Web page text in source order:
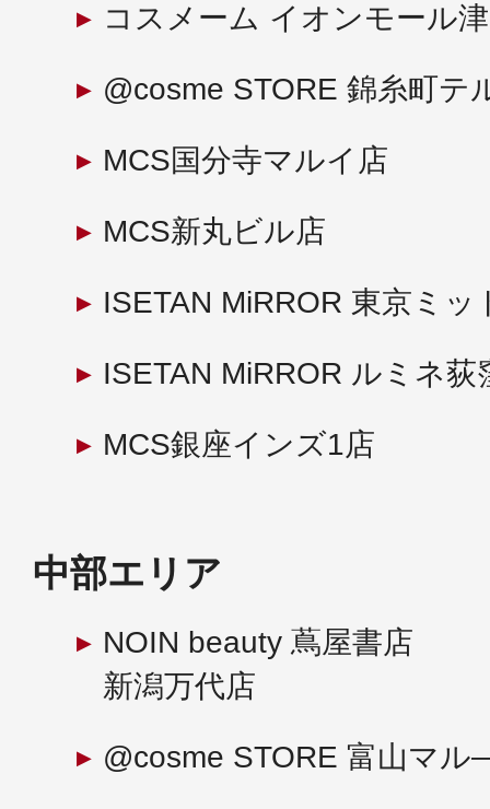
コスメーム イオンモール
@cosme STORE 錦糸町テ
MCS国分寺マルイ店
MCS新丸ビル店
ISETAN MiRROR 東京ミ
ISETAN MiRROR ルミネ荻
MCS銀座インズ1店
中部エリア
NOIN beauty 蔦屋書店
新潟万代店
@cosme STORE 富山マ